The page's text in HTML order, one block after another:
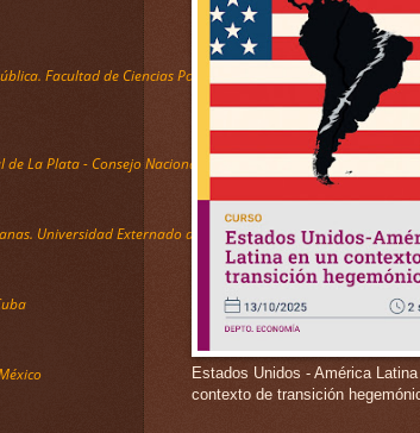
Facultad de Ciencias Políticas y Sociales. Universidad
La Plata - Consejo Nacional de Investigaciones Científicas y
Universidad Externado de Colombia. Colombia
Estados Unidos - América
contexto de transición